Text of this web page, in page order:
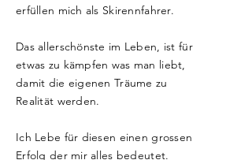
erfüllen mich als Skirennfahrer.
Das allerschönste im Leben, ist für
etwas zu kämpfen was man liebt,
damit die eigenen Träume zu
Realität werden.
Ich Lebe für diesen einen grossen
Erfolg der mir alles bedeutet.